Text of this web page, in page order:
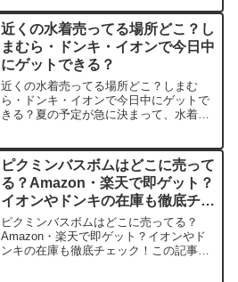
る場所などを手短に紹介します。店舗平
均価格（1個）...
近くの水着売ってる場所どこ？し
まむら・ドンキ・イオンで今日中
にゲットできる？
近くの水着売ってる場所どこ？しまむ
ら・ドンキ・イオンで今日中にゲットで
きる？夏の予定が急に決まって、水着を
的な値段、安く買える場所などを手短に
紹介します。きっと今日中に...
ピクミンバスボムはどこに売って
る？Amazon・楽天で即ゲット？
イオンやドンキの在庫も徹底チェ
ック！
ピクミンバスボムはどこに売ってる？
Amazon・楽天で即ゲット？イオンやド
ンキの在庫も徹底チェック！この記事で